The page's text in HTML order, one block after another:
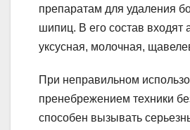
препаратам для удаления
шипиц. В его состав входят
уксусная, молочная,
При неправильном
пренебрежением техники
способен вызывать